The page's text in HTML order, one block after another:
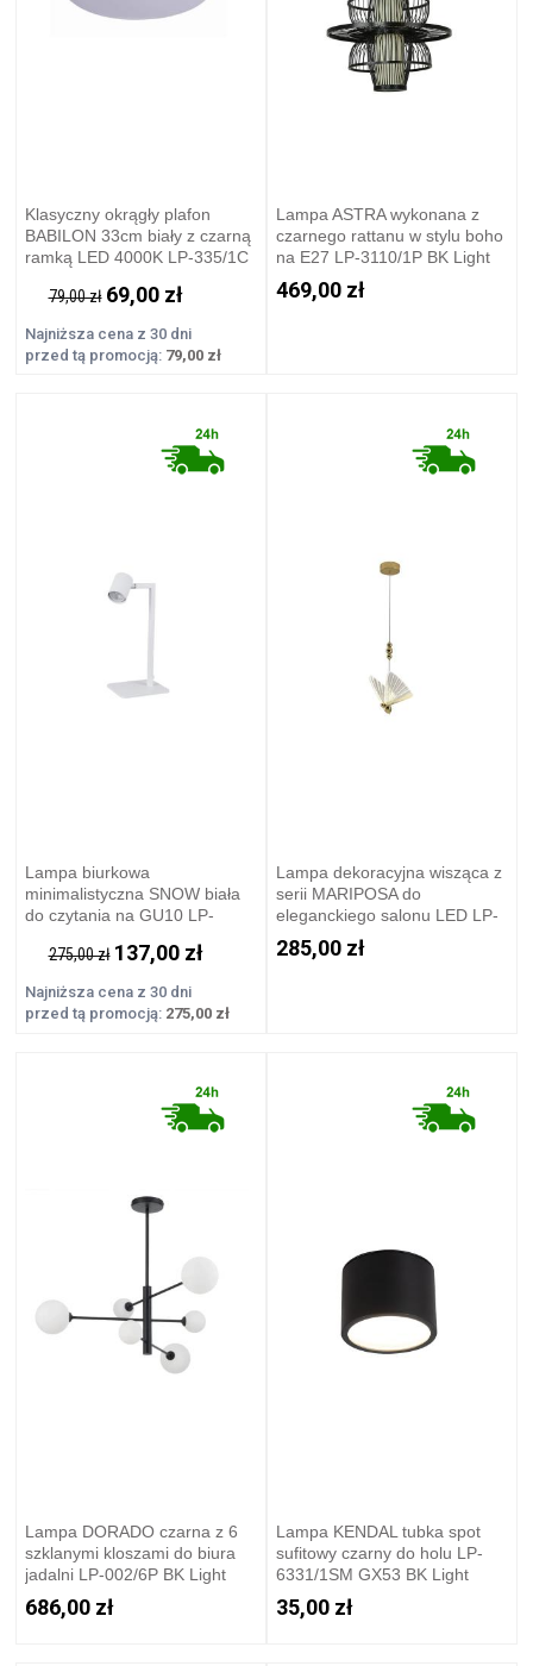
Klasyczny okrągły plafon
BABILON 33cm biały z czarną
ramką LED 4000K LP-335/1C
79,00 zł 69,00 zł
Najniższa cena z 30 dni
przed tą promocją: 79,00 zł
Lampa ASTRA wykonana z
czarnego rattanu w stylu boho
na E27 LP-3110/1P BK Light
Prestige
469,00 zł
Lampa biurkowa
minimalistyczna SNOW biała
do czytania na GU10 LP-
275,00 zł 137,00 zł
Najniższa cena z 30 dni
przed tą promocją: 275,00 zł
Lampa dekoracyjna wisząca z
serii MARIPOSA do
eleganckiego salonu LED LP-
1715/1P Light Prestige
285,00 zł
Lampa DORADO czarna z 6
szklanymi kloszami do biura
jadalni LP-002/6P BK Light
Prestige
686,00 zł
Lampa KENDAL tubka spot
sufitowy czarny do holu LP-
6331/1SM GX53 BK Light
Prestige
35,00 zł